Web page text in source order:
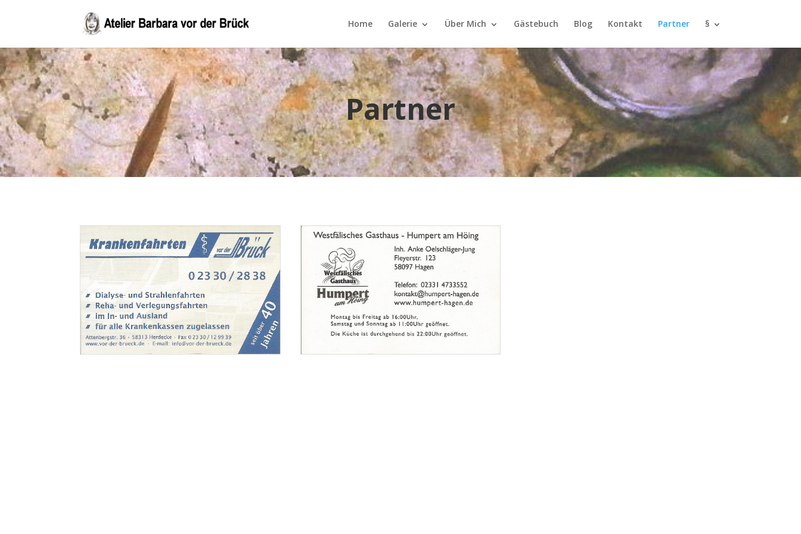
Home Galerie Über Mich Gästebuch Blog Kontakt Partner §
Partner